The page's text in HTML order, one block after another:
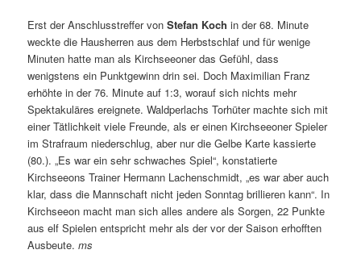
Erst der Anschlusstreffer vonStefan Koch in der 68. Minute
weckte die Hausherren aus dem Herbstschlaf und für wenige
Minuten hatte man als Kirchseeoner das Gefühl, dass
wenigstens ein Punktgewinn drin sei. Doch Maximilian Franz
erhöhte in der 76. Minute auf 1:3, worauf sich nichts mehr
Spektakuläres ereignete. Waldperlachs Torhüter machte sich mit
einer Tätlichkeit viele Freunde, als er einen Kirchseeoner Spieler
im Strafraum niederschlug, aber nur die Gelbe Karte kassierte
(80.). „Es war ein sehr schwaches Spiel“, konstatierte
Kirchseeons Trainer Hermann Lachenschmidt, „es war aber auch
klar, dass die Mannschaft nicht jeden Sonntag brillieren kann“. In
Kirchseeon macht man sich alles andere als Sorgen, 22 Punkte
aus elf Spielen entspricht mehr als der vor der Saison erhofften
Ausbeute.ms